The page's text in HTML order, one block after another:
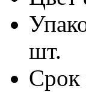
шт.
Срок